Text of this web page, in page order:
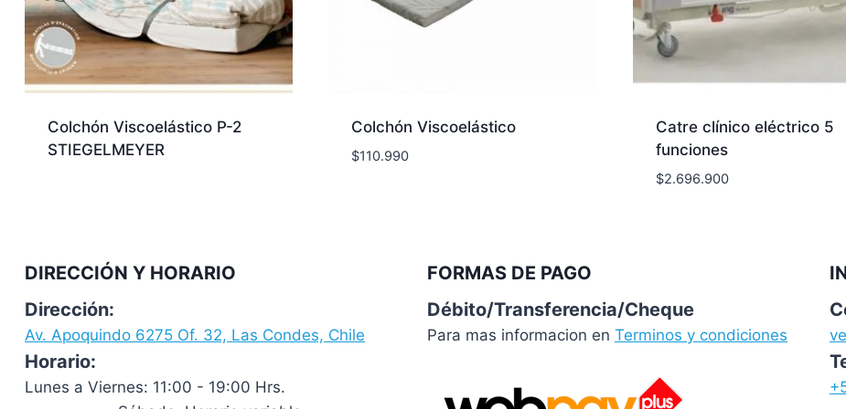
Colchón Viscoelástico P-2
STIEGELMEYER
Colchón Viscoelástico
$110.990
Catre clínico eléctrico 5
funciones
$2.696.900
DIRECCIÓN Y HORARIO
Dirección:
Av. Apoquindo 6275 Of. 32, Las Condes, Chile
Horario:
Lunes a Viernes: 11:00 - 19:00 Hrs.
FORMAS DE PAGO
Débito/Transferencia/Cheque
Para mas informacion en Terminos y condiciones